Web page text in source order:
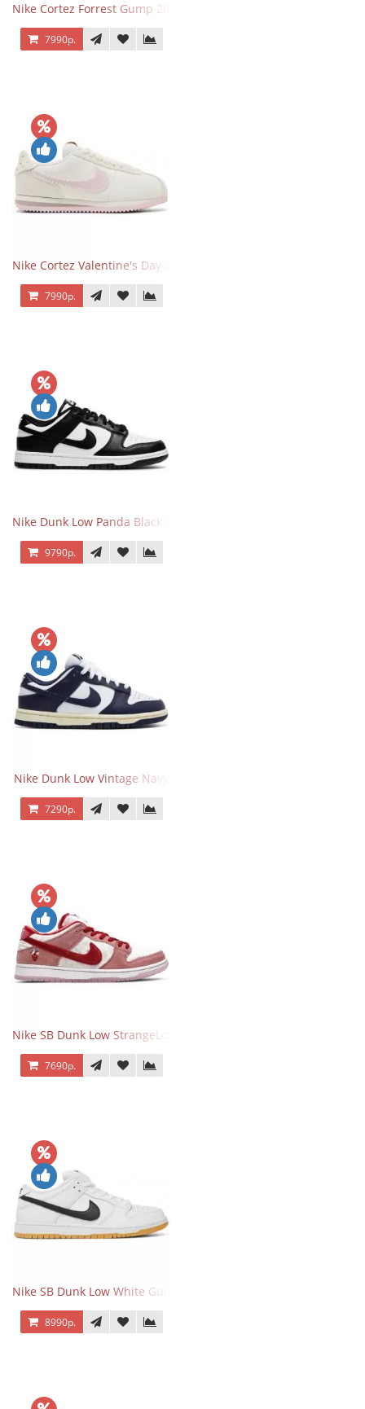
Nike Cortez Forrest Gump 2024
7990р.
Nike Cortez Valentine's Day 2025
7990р.
Nike Dunk Low Panda Black White
9790р.
Nike Dunk Low Vintage Navy
7290р.
Nike SB Dunk Low StrangeLove Valentine's Day
7690р.
Nike SB Dunk Low White Gum
8990р.